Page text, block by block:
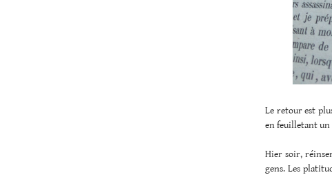
Le retour est
en feuilletant un
Hier soir,
gens. Les